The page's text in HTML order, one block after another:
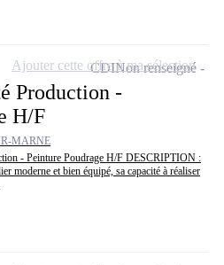
Production -
H/F
MARNE
- Peinture Poudrage H/F DESCRIPTION :
moderne et bien équipé, sa capacité à réaliser
CDINon renseigné
Ajouter cette offre à ma sélection